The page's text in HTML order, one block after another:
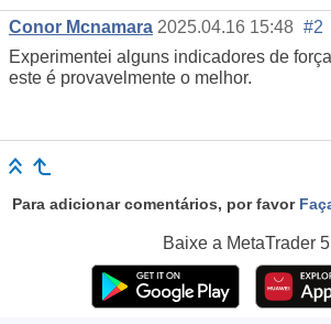
Conor Mcnamara 2025.04.16 15:48 #2
Experimentei alguns indicadores de
este é provavelmente o melhor.
Para adicionar comentários, por favor
Baixe a MetaTrader 5